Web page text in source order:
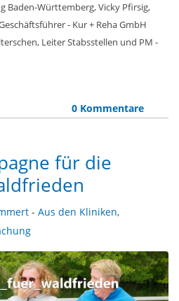
Baden-Württemberg, Vicky Pfirsig,
- Kur + Reha GmbH
Leiter Stabsstellen und PM -
0 Kommentare
für die
- Aus den Kliniken,